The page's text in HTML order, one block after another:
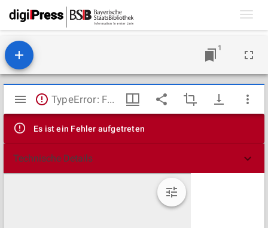
1
Mirador
Viewer
TypeError: Failed to fetch
Es ist ein Fehler aufgetreten
Technische Details